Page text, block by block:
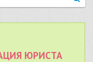
ЮРИСТА